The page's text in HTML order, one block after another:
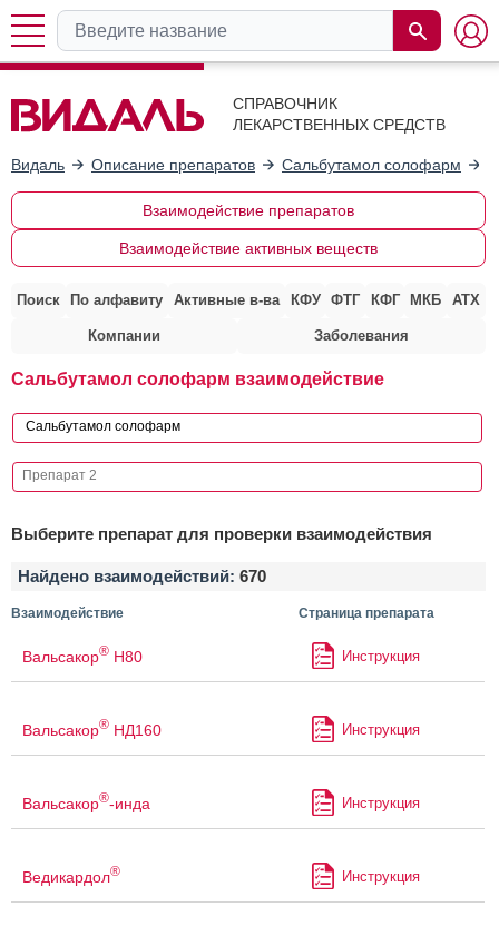
СПРАВОЧНИК
ЛЕКАРСТВЕННЫХ СРЕДСТВ
Видаль Описание препаратов Сальбутамол солофарм
Взаимодействие препаратов
Взаимодействие активных веществ
Поиск По алфавиту Активные в-ва КФУ ФТГ КФГ МКБ АТХ
Компании Заболевания
Сальбутамол солофарм взаимодействие
Выберите препарат для проверки взаимодействия
Найдено взаимодействий: 670
Взаимодействие Страница препарата
Вальсакор® Н80 Инструкция
Вальсакор® НД160 Инструкция
Вальсакор®-инда Инструкция
Ведикардол® Инструкция